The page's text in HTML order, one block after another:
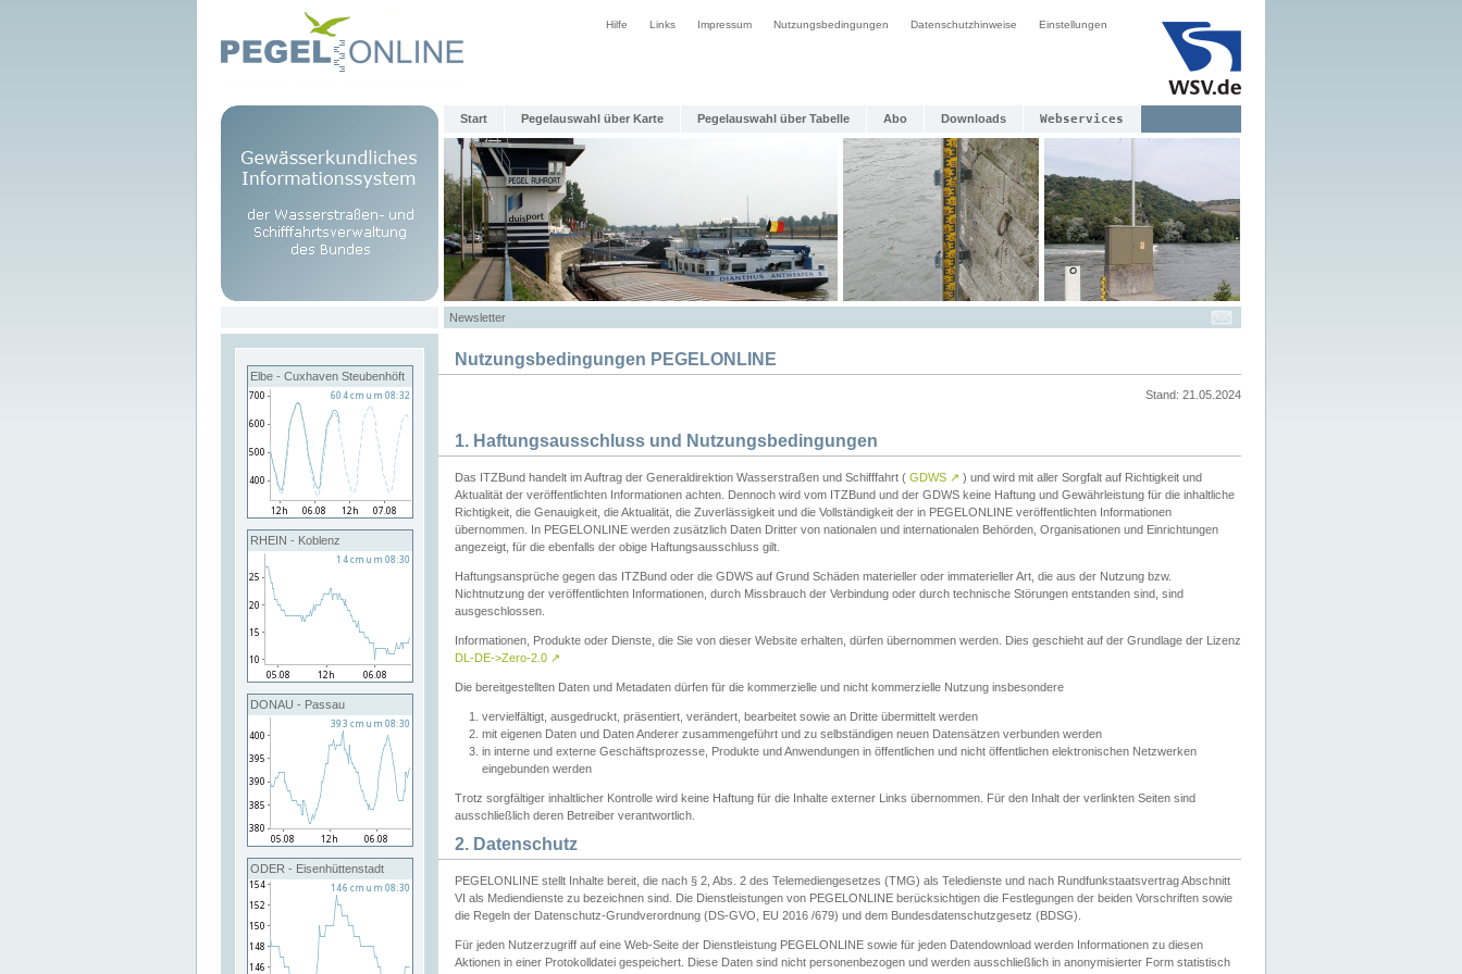
Hilfe Links Impressum Nutzungsbedingungen Datenschutzhinweise Einstellungen
Start Pegelauswahl über Karte Pegelauswahl über Tabelle Abo Downloads Webservices
Newsletter
Elbe - Cuxhaven Steubenhöft
RHEIN - Koblenz
DONAU - Passau
ODER - Eisenhüttenstadt
Nutzungsbedingungen PEGELONLINE
Stand: 21.05.2024
1. Haftungsausschluss und Nutzungsbedingungen
Das ITZBund handelt im Auftrag der Generaldirektion Wasserstraßen und Schifffahrt ( GDWS ↗ ) und wird mit aller Sorgfalt auf Richtigkeit und
Aktualität der veröffentlichten Informationen achten. Dennoch wird vom ITZBund und der GDWS keine Haftung und Gewährleistung für die inhaltliche
Richtigkeit, die Genauigkeit, die Aktualität, die Zuverlässigkeit und die Vollständigkeit der in PEGELONLINE veröffentlichten Informationen
übernommen. In PEGELONLINE werden zusätzlich Daten Dritter von nationalen und internationalen Behörden, Organisationen und Einrichtungen
angezeigt, für die ebenfalls der obige Haftungsausschluss gilt.
Haftungsansprüche gegen das ITZBund oder die GDWS auf Grund Schäden materieller oder immaterieller Art, die aus der Nutzung bzw.
Nichtnutzung der veröffentlichten Informationen, durch Missbrauch der Verbindung oder durch technische Störungen entstanden sind, sind
ausgeschlossen.
Informationen, Produkte oder Dienste, die Sie von dieser Website erhalten, dürfen übernommen werden. Dies geschieht auf der Grundlage der Lizenz
DL-DE->Zero-2.0 ↗
Die bereitgestellten Daten und Metadaten dürfen für die kommerzielle und nicht kommerzielle Nutzung insbesondere
vervielfältigt, ausgedruckt, präsentiert, verändert, bearbeitet sowie an Dritte übermittelt werden
mit eigenen Daten und Daten Anderer zusammengeführt und zu selbständigen neuen Datensätzen verbunden werden
in interne und externe Geschäftsprozesse, Produkte und Anwendungen in öffentlichen und nicht öffentlichen elektronischen Netzwerken
eingebunden werden
Trotz sorgfältiger inhaltlicher Kontrolle wird keine Haftung für die Inhalte externer Links übernommen. Für den Inhalt der verlinkten Seiten sind
ausschließlich deren Betreiber verantwortlich.
2. Datenschutz
PEGELONLINE stellt Inhalte bereit, die nach § 2, Abs. 2 des Telemediengesetzes (TMG) als Teledienste und nach Rundfunkstaatsvertrag Abschnitt
VI als Mediendienste zu bezeichnen sind. Die Dienstleistungen von PEGELONLINE berücksichtigen die Festlegungen der beiden Vorschriften sowie
die Regeln der Datenschutz-Grundverordnung (DS-GVO, EU 2016 /679) und dem Bundesdatenschutzgesetz (BDSG).
Für jeden Nutzerzugriff auf eine Web-Seite der Dienstleistung PEGELONLINE sowie für jeden Datendownload werden Informationen zu diesen
Aktionen in einer Protokolldatei gespeichert. Diese Daten sind nicht personenbezogen und werden ausschließlich in anonymisierter Form statistisch